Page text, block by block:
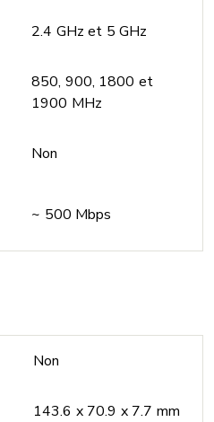
2.4 GHz et 5 GHz
850, 900, 1800 et
1900 MHz
Non
~ 500 Mbps
Non
143.6 x 70.9 x 7.7 mm